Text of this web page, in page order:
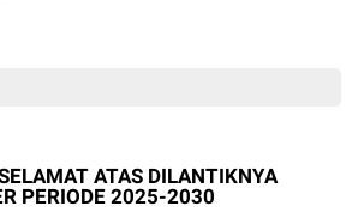
ATAS DILANTIKNYA
PERIODE 2025-2030